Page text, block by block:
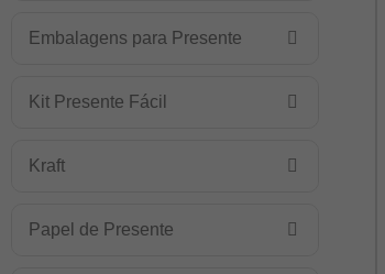
Embalagens para Presente
Kit Presente Fácil
Kraft
Papel de Presente